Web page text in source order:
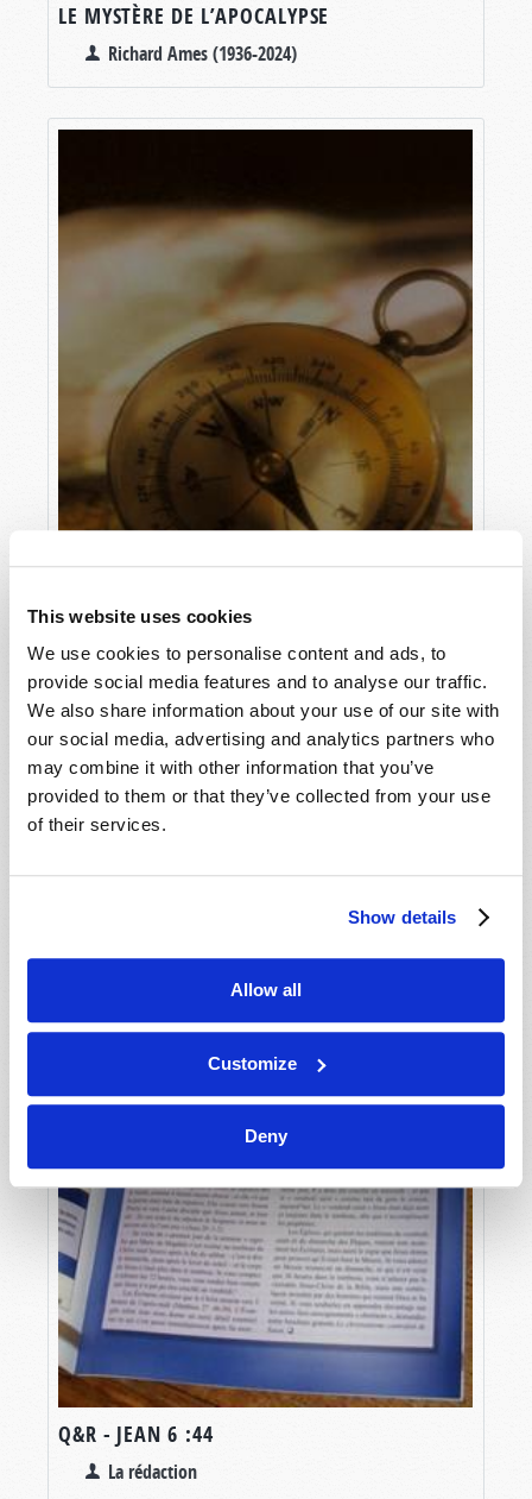
This website uses cookies
We use cookies to personalise content and ads, to
provide social media features and to analyse our traffic.
We also share information about your use of our site with
our social media, advertising and analytics partners who
may combine it with other information that you’ve
provided to them or that they’ve collected from your use
of their services.
Show details
Allow all
Customize
Deny
LE MYSTÈRE DE L’APOCALYPSE
Richard Ames (1936-2024)
UN TOURNANT DANS LES AFFAIRES
MONDIALES
Roderick Meredith (1930-2017)
Q&R - JEAN 6 :44
La rédaction